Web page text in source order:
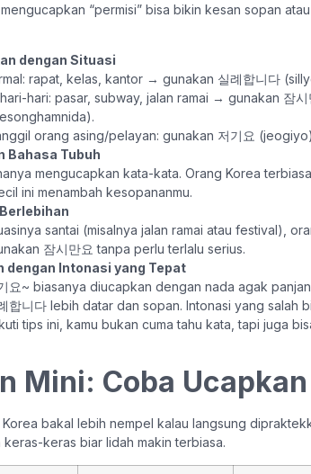
“permisi” bisa bikin kesan sopan
dengan Situasi
rapat, kelas, kantor → gunakan 실례합니다
hari: pasar, subway, jalan ramai → gunakan 잠
orang asing/pelayan: gunakan 저기요
Bahasa Tubuh
mengucapkan kata-kata. Orang Korea
ini menambah kesopananmu.
santai (misalnya jalan ramai atau festival),
잠시만요 tanpa perlu terlalu serius.
dengan Intonasi yang Tepat
요~ biasanya diucapkan dengan nada agak
합니다 lebih datar dan sopan. Intonasi yang salah
tips ini, kamu bukan cuma tahu kata, tapi juga
Mini: Coba
Korea bakal lebih nempel kalau langsung
keras biar lidah makin terbiasa.